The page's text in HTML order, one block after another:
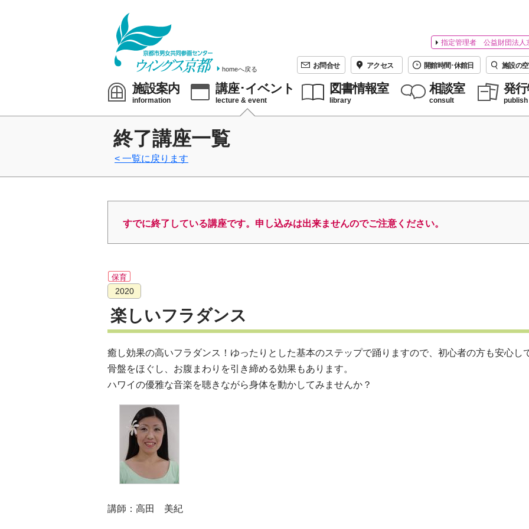
homeへ戻る
指定管理者 公益財団法人
お問合せ アクセス 開館時間･休館日 施設の
施設案内
information
講座･イベント
lecture & event
図書情報室
library
相談室
consult
発
publish
終了講座一覧
一覧に戻ります
すでに終了している講座です。申し込みは出来ませんのでご注意ください。
保育
2020
楽しいフラダンス
癒し効果の高いフラダンス！ゆったりとした基本のステップで踊りますので、初心者の方も安心し
骨盤をほぐし、お腹まわりを引き締める効果もあります。
ハワイの優雅な音楽を聴きながら身体を動かしてみませんか？
講師：高田 美紀